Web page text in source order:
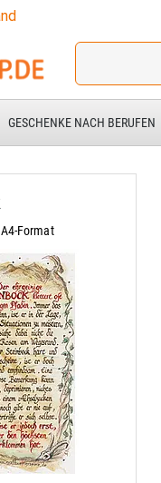
Ich
für:
GESCHENKE NACH BERUFEN
Format